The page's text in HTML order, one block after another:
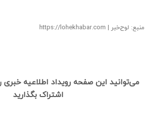
رویداد اطلاعیه خبری را با دوستان خود به